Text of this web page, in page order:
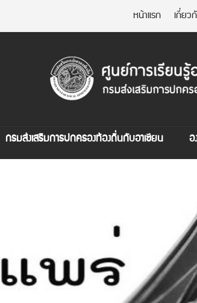
หน้าแรก เกี่ยว
กรมส่งเสริมการปกครองท้องถิ่นกับอาเซียน